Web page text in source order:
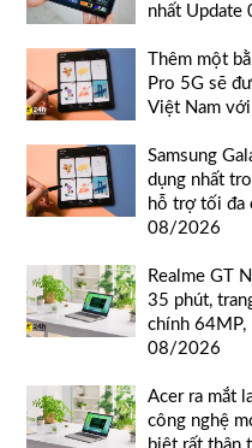
nhất
Thêm một
Pro 5G sẽ
Việt Nam
Samsung
dụng nhất
hỗ trợ tối đa
08/2026
Realme GT
35 phút,
chính 64MP,
08/2026
Acer ra mắt
công nghệ